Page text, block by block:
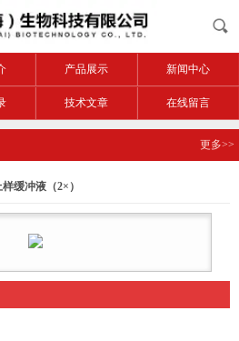
产品展示 新闻中心
技术文章 在线留言
更多>>
样缓冲液（2×）